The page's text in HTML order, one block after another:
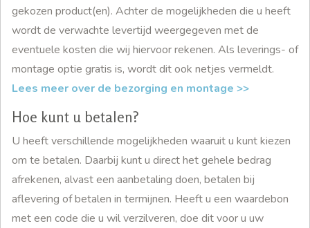
gekozen product(en). Achter de mogelijkheden die u heeft
wordt de verwachte levertijd weergegeven met de
eventuele kosten die wij hiervoor rekenen. Als leverings- of
montage optie gratis is, wordt dit ook netjes vermeldt.
Lees meer over de bezorging en montage >>
Hoe kunt u betalen?
U heeft verschillende mogelijkheden waaruit u kunt kiezen
om te betalen. Daarbij kunt u direct het gehele bedrag
afrekenen, alvast een aanbetaling doen, betalen bij
aflevering of betalen in termijnen. Heeft u een waardebon
met een code die u wil verzilveren, doe dit voor u uw